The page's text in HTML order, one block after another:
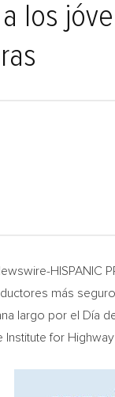
los
HISPANIC
más
largo por el Día
for Highway